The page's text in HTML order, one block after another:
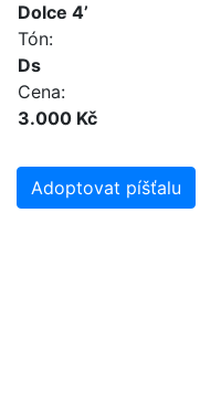
Dolce 4’
Tón:
Ds
Cena:
3.000 Kč
Adoptovat píšťalu